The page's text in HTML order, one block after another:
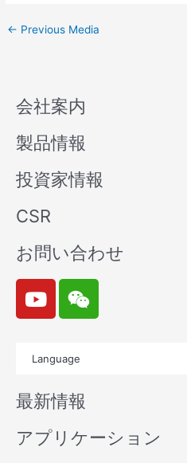
← Previous Media
会社案内
製品情報
投資家情報
CSR
お問い合わせ
Y
o
u
b
e
W
e
i
n
Language
最新情報
アプリケーション